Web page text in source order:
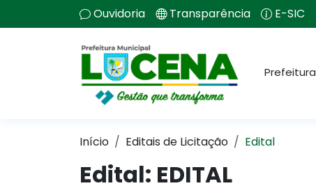
Ouvidoria Transparência E-SIC
Prefeitura
Início Editais de Licitação Edital
Edital: EDITAL